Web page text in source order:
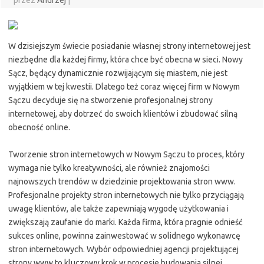
W dzisiejszym świecie posiadanie własnej strony internetowej jest
niezbędne dla każdej firmy, która chce być obecna w sieci. Nowy
Sącz, będący dynamicznie rozwijającym się miastem, nie jest
wyjątkiem w tej kwestii. Dlatego też coraz więcej firm w Nowym
Sączu decyduje się na stworzenie profesjonalnej strony
internetowej, aby dotrzeć do swoich klientów i zbudować silną
obecność online.
Tworzenie stron internetowych w Nowym Sączu to proces, który
wymaga nie tylko kreatywności, ale również znajomości
najnowszych trendów w dziedzinie projektowania stron www.
Profesjonalne projekty stron internetowych nie tylko przyciągają
uwagę klientów, ale także zapewniają wygodę użytkowania i
zwiększają zaufanie do marki. Każda firma, która pragnie odnieść
sukces online, powinna zainwestować w solidnego wykonawcę
stron internetowych. Wybór odpowiedniej agencji projektującej